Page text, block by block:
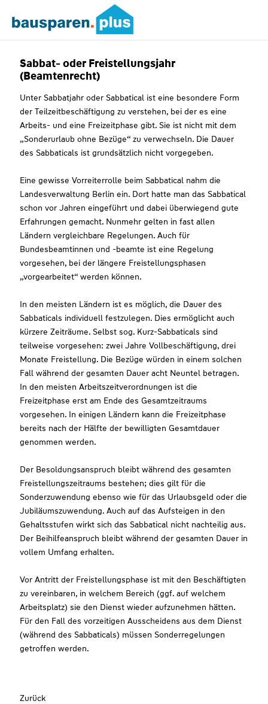
Sabbat- oder Freistellungsjahr
(Beamtenrecht)
Unter Sabbatjahr oder Sabbatical ist eine besondere Form
der Teilzeitbeschäftigung zu verstehen, bei der es eine
Arbeits- und eine Freizeitphase gibt. Sie ist nicht mit dem
„Sonderurlaub ohne Bezüge“ zu verwechseln. Die Dauer
des Sabbaticals ist grundsätzlich nicht vorgegeben.
Eine gewisse Vorreiterrolle beim Sabbatical nahm die
Landesverwaltung Berlin ein. Dort hatte man das Sabbatical
schon vor Jahren eingeführt und dabei überwiegend gute
Erfahrungen gemacht. Nunmehr gelten in fast allen
Ländern vergleichbare Regelungen. Auch für
Bundesbeamtinnen und -beamte ist eine Regelung
vorgesehen, bei der längere Freistellungsphasen
„vorgearbeitet“ werden können.
In den meisten Ländern ist es möglich, die Dauer des
Sabbaticals individuell festzulegen. Dies ermöglicht auch
kürzere Zeiträume. Selbst sog. Kurz-Sabbaticals sind
teilweise vorgesehen: zwei Jahre Vollbeschäftigung, drei
Monate Freistellung. Die Bezüge würden in einem solchen
Fall während der gesamten Dauer acht Neuntel betragen.
In den meisten Arbeitszeitverordnungen ist die
Freizeitphase erst am Ende des Gesamtzeitraums
vorgesehen. In einigen Ländern kann die Freizeitphase
bereits nach der Hälfte der bewilligten Gesamtdauer
genommen werden.
Der Besoldungsanspruch bleibt während des gesamten
Freistellungszeitraums bestehen; dies gilt für die
Sonderzuwendung ebenso wie für das Urlaubsgeld oder die
Jubiläumszuwendung. Auch auf das Aufsteigen in den
Gehaltsstufen wirkt sich das Sabbatical nicht nachteilig aus.
Der Beihilfeanspruch bleibt während der gesamten Dauer in
vollem Umfang erhalten.
Vor Antritt der Freistellungsphase ist mit den Beschäftigten
zu vereinbaren, in welchem Bereich (ggf. auf welchem
Arbeitsplatz) sie den Dienst wieder aufzunehmen hätten.
Für den Fall des vorzeitigen Ausscheidens aus dem Dienst
(während des Sabbaticals) müssen Sonderregelungen
getroffen werden.
Zurück